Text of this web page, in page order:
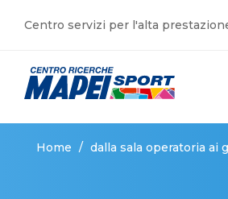
Centro servizi per l'alta
Home / dalla sala operatoria ai